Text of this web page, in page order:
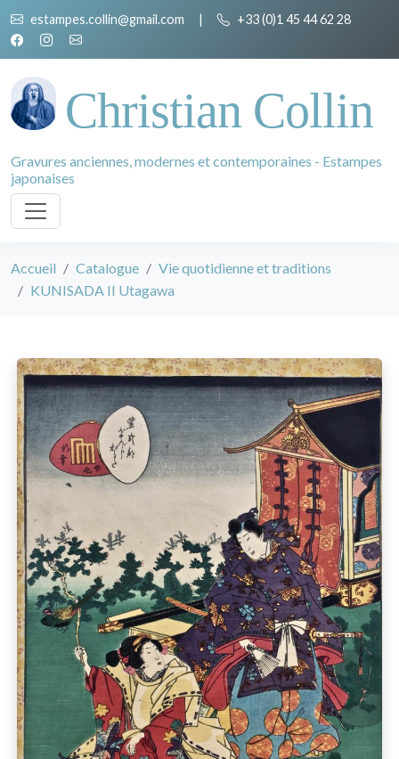
estampes.collin@gmail.com | +33 (0)1 45 44 62 28
Christian Collin
Gravures anciennes, modernes et contemporaines - Estampes
japonaises
Accueil Catalogue
Vie quotidienne et traditions
KUNISADA II Utagawa